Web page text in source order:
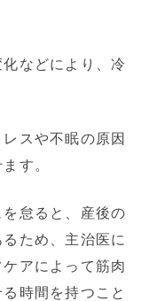
などにより、冷
スや不眠の原因
す。
怠ると、産後の
ため、主治医に
アによって筋肉
時間を持つこと